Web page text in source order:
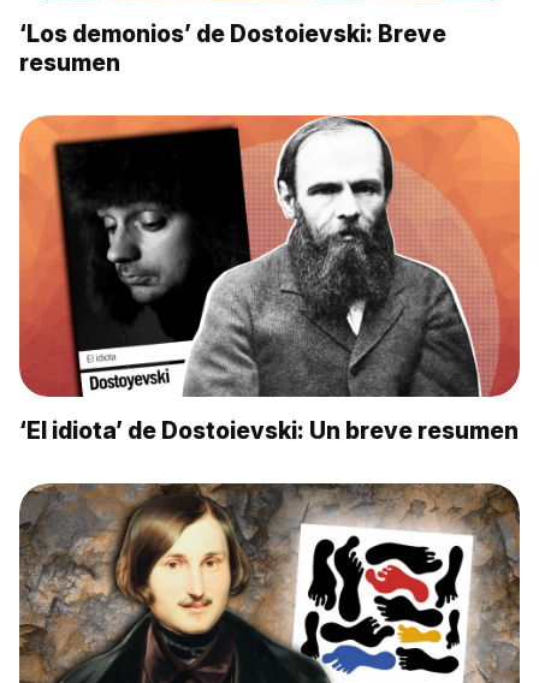
‘Los demonios’ de Dostoievski: Breve
resumen
‘El idiota’ de Dostoievski: Un breve resumen